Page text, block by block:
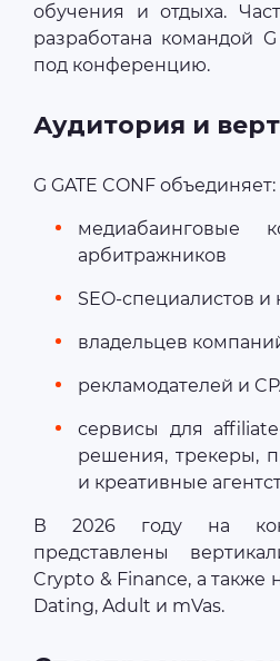
обучения и отдыха.
разработана командой
под конференцию.
Аудитория и
G GATE CONF объединяет:
медиабаинговые
арбитражников
SEO-специалистов и
владельцев
рекламодателей и
сервисы для
решения, трекеры,
и креативные
В 2026 году на
представлены
Crypto & Finance, а также
Dating, Adult и mVas.